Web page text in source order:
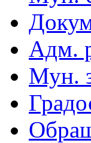
Адм.
Мун.